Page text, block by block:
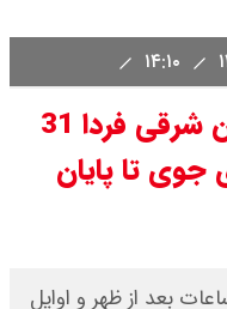
پیش بینی هوای آذربایجان شرقی فردا 31
جوی تا پایان
بعد از ظهر و اوایل